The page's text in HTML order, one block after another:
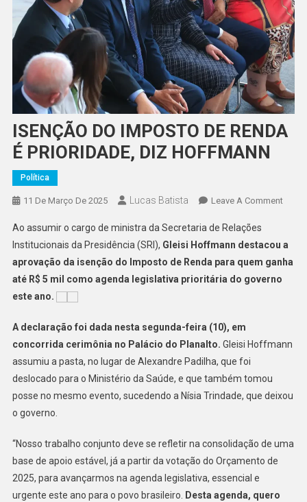
ISENÇÃO DO IMPOSTO DE RENDA
É PRIORIDADE, DIZ HOFFMANN
Política
11 De Março De 2025 Lucas Batista Leave A CommentOn
DE
Ao assumir o cargo de ministra da Secretaria de Relações
Institucionais da Presidência (SRI), Gleisi Hoffmann destacou a
aprovação da isenção do Imposto de Renda para quem ganha
até R$ 5 mil como agenda legislativa prioritária do governo
este ano.
A declaração foi dada nesta segunda-feira (10), em
concorrida cerimônia no Palácio do Planalto. Gleisi Hoffmann
assumiu a pasta, no lugar de Alexandre Padilha, que foi
deslocado para o Ministério da Saúde, e que também tomou
posse no mesmo evento, sucedendo a Nísia Trindade, que deixou
o governo.
“Nosso trabalho conjunto deve se refletir na consolidação de uma
base de apoio estável, já a partir da votação do Orçamento de
2025, para avançarmos na agenda legislativa, essencial e
urgente este ano para o povo brasileiro.
Desta agenda, quero